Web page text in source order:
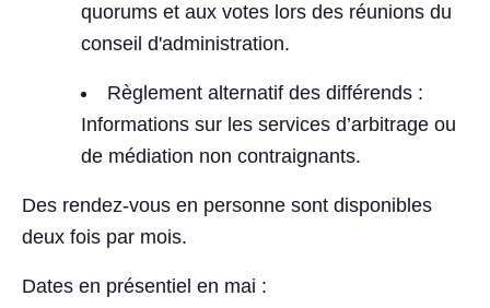
quorums et aux votes lors des réunions du
conseil d'administration.
Règlement alternatif des différends :
Informations sur les services d’arbitrage ou
de médiation non contraignants.
Des rendez-vous en personne sont disponibles
deux fois par mois.
Dates en présentiel en mai :